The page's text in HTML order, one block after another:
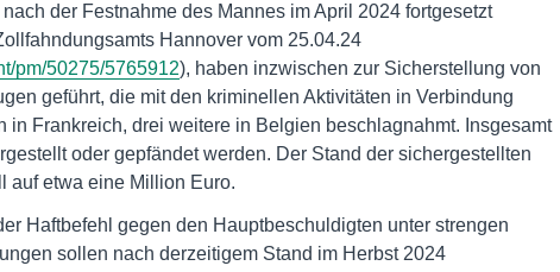
der Festnahme des Mannes im April 2024 fortgesetzt
Hannover vom 25.04.24
pm/50275/5765912), haben inzwischen zur Sicherstellung von
geführt, die mit den kriminellen Aktivitäten in Verbindung
in Frankreich, drei weitere in Belgien beschlagnahmt. Insgesamt
oder gepfändet werden. Der Stand der sichergestellten
auf etwa eine Million Euro.
Haftbefehl gegen den Hauptbeschuldigten unter strengen
sollen nach derzeitigem Stand im Herbst 2024